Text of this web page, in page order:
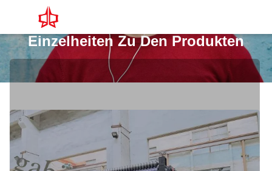
Einzelheiten Zu Den Produkten